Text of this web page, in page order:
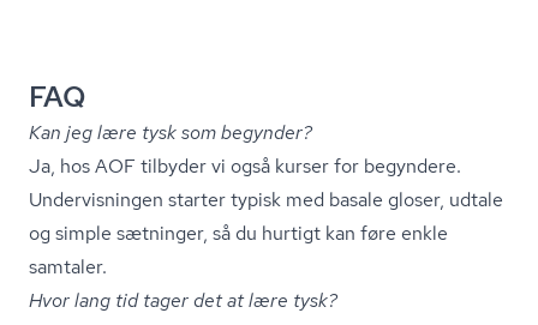
FAQ
Kan jeg lære tysk som begynder?
Ja, hos AOF tilbyder vi også kurser for begyndere.
Undervisningen starter typisk med basale gloser, udtale
og simple sætninger, så du hurtigt kan føre enkle
samtaler.
Hvor lang tid tager det at lære tysk?